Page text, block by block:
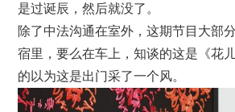
是过诞辰，然后就没了。
除了中法沟通在室外，这期节目大部
宿里，要么在车上，知谈的这是《花
的以为这是出门采了一个风。